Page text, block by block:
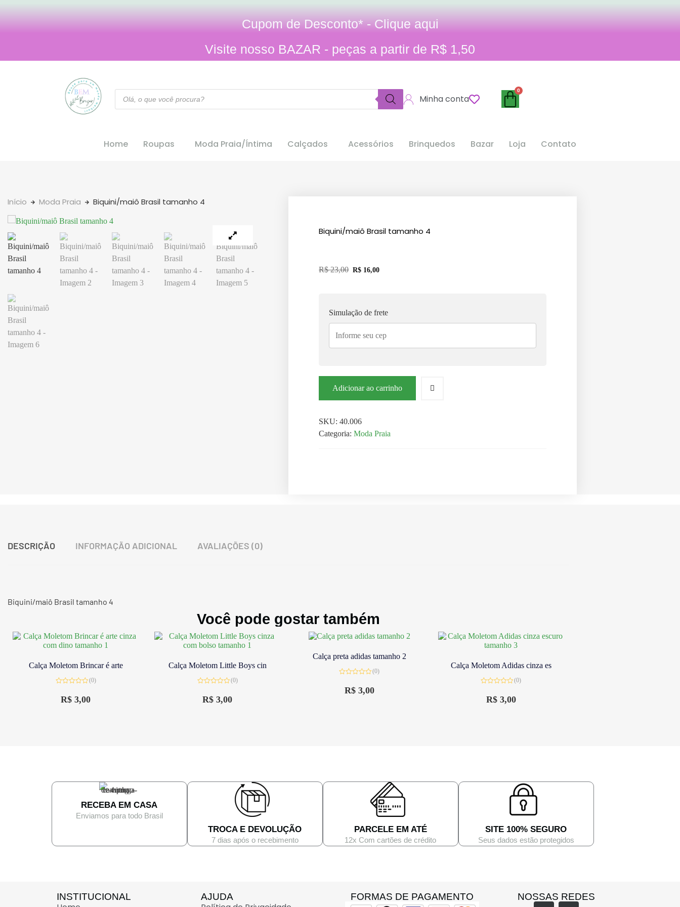
Cupom de Desconto* - Clique aqui
Visite nosso BAZAR - peças a partir de R$ 1,50
Minha conta
Home Roupas Moda Praia/Íntima Calçados Acessórios Brinquedos Bazar Loja Contato
Início Moda Praia Biquini/maiô Brasil tamanho 4
Biquini/maiô Brasil tamanho 4
R$23,00 R$ 16,00
Simulação de frete
Adicionar ao carrinho
SKU: 40.006
Categoria: Moda Praia
DESCRIÇÃO INFORMAÇÃO ADICIONAL AVALIAÇÕES (0)
Biquini/maiô Brasil tamanho 4
Você pode gostar também
Calça Moletom Brincar é arte
de
(0)
R$ 3,00
Calça Moletom Little Boys cin
de
(0)
R$ 3,00
Calça preta adidas tamanho 2
de
(0)
R$3,00
Calça Moletom Adidas cinza es
de
(0)
R$3,00
RECEBA EM CASA
Enviamos para todo Brasil
TROCA E DEVOLUÇÃO
7 dias após o recebimento
PARCELE EM ATÉ
12x Com cartões de crédito
SITE 100% SEGURO
Seus dados estão protegidos
INSTITUCIONAL AJUDA FORMAS DE PAGAMENTO NOSSAS REDES